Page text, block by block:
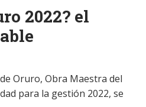
2022? el
Oruro, Obra Maestra del
para la gestión 2022, se